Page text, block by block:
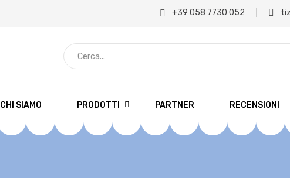
+39 058 7730 052
C
CHI SIAMO PRODOTTI PARTNER RECENSIONI